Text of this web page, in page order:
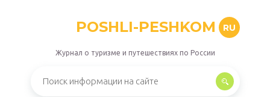
POSHLI-PESHKOM RU
Журнал о туризме и путешествиях по России